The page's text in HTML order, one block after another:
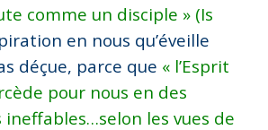
comme un disciple » (Is
en nous qu’éveille
déçue, parce que « l’Esprit
pour nous en des
les vues de